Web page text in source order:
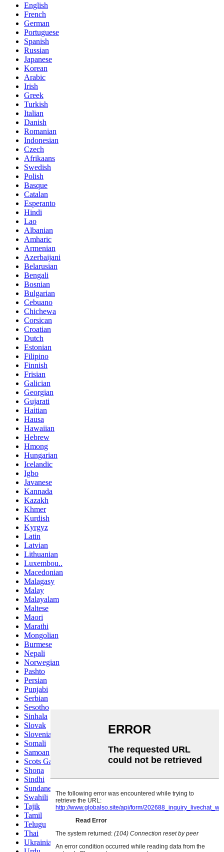
English
French
German
Portuguese
Spanish
Russian
Japanese
Korean
Arabic
Irish
Greek
Turkish
Italian
Danish
Romanian
Indonesian
Czech
Afrikaans
Swedish
Polish
Basque
Catalan
Esperanto
Hindi
Lao
Albanian
Amharic
Armenian
Azerbaijani
Belarusian
Bengali
Bosnian
Bulgarian
Cebuano
Chichewa
Corsican
Croatian
Dutch
Estonian
Filipino
Finnish
Frisian
Galician
Georgian
Gujarati
Haitian
Hausa
Hawaiian
Hebrew
Hmong
Hungarian
Icelandic
Igbo
Javanese
Kannada
Kazakh
Khmer
Kurdish
Kyrgyz
Latin
Latvian
Lithuanian
Luxembou..
Macedonian
Malagasy
Malay
Malayalam
Maltese
Maori
Marathi
Mongolian
Burmese
Nepali
Norwegian
Pashto
Persian
Punjabi
Serbian
Sesotho
Sinhala
Slovak
Slovenian
Somali
Samoan
Scots Gaelic
Shona
Sindhi
Sundanese
Swahili
Tajik
Tamil
Telugu
Thai
Ukrainian